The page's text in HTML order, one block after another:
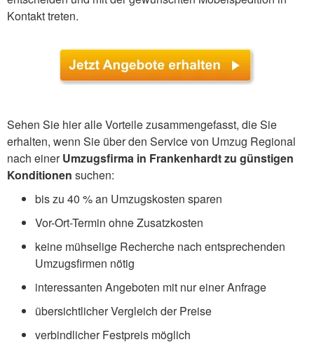
Kontakt treten.
Sehen Sie hier alle Vorteile zusammengefasst, die Sie
erhalten, wenn Sie über den Service von Umzug Regional
nach einerUmzugsfirma in Frankenhardt zu günstigen
Konditionen suchen:
bis zu 40 % an Umzugskosten sparen
Vor-Ort-Termin ohne Zusatzkosten
keine mühselige Recherche nach entsprechenden
Umzugsfirmen nötig
interessanten Angeboten mit nur einer Anfrage
übersichtlicher Vergleich der Preise
verbindlicher Festpreis möglich